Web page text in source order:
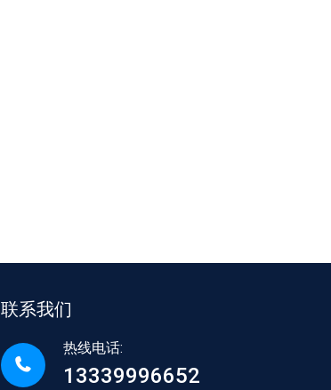
联系我们
热线电话:
13339996652